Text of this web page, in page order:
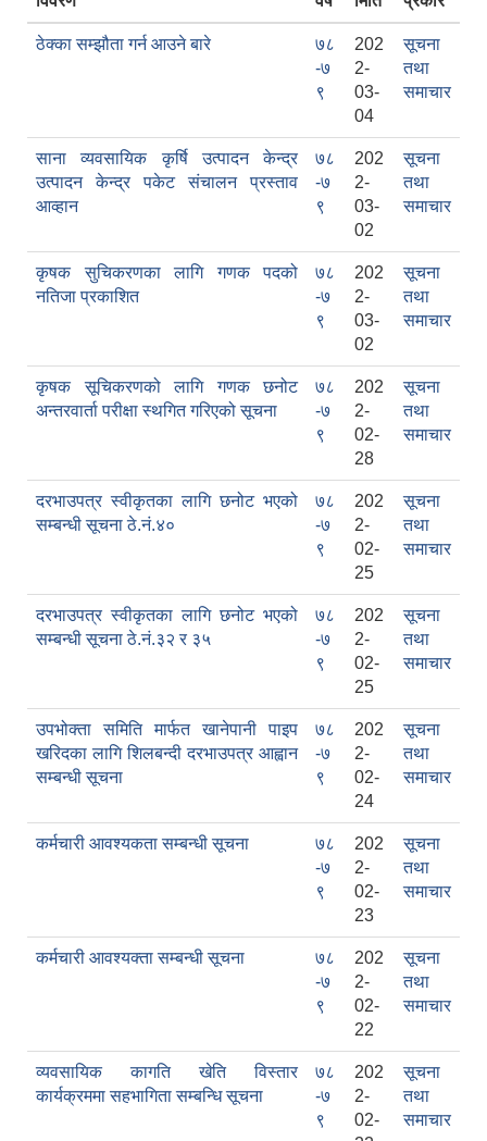
ठेक्का सम्झौता गर्न आउने बारे
७८
-७
९
202
2-
03-
04
सूचना
तथा
समाचार
साना व्यवसायिक कृर्षि उत्पादन केन्द्र
उत्पादन केन्द्र पकेट संचालन प्रस्ताव
आव्हान
७८
-७
९
202
2-
03-
02
सूचना
तथा
समाचार
कृषक सुचिकरणका लागि गणक पदको
नतिजा प्रकाशित
७८
-७
९
202
2-
03-
02
सूचना
तथा
समाचार
कृषक सूचिकरणको लागि गणक छनोट
अन्तरवार्ता परीक्षा स्थगित गरिएको सूचना
७८
-७
९
202
2-
02-
28
सूचना
तथा
समाचार
दरभाउपत्र स्वीकृतका लागि छनोट भएको
सम्बन्धी सूचना ठे.नं.४०
७८
-७
९
202
2-
02-
25
सूचना
तथा
समाचार
दरभाउपत्र स्वीकृतका लागि छनोट भएको
सम्बन्धी सूचना ठे.नं.३२ र ३५
७८
-७
९
202
2-
02-
25
सूचना
तथा
समाचार
उपभोक्ता समिति मार्फत खानेपानी पाइप
खरिदका लागि शिलबन्दी दरभाउपत्र आह्वान
सम्बन्धी सूचना
७८
-७
९
202
2-
02-
24
सूचना
तथा
समाचार
कर्मचारी आवश्यकता सम्बन्धी सूचना
७८
-७
९
202
2-
02-
23
सूचना
तथा
समाचार
कर्मचारी आवश्यक्ता सम्बन्धी सूचना
७८
-७
९
202
2-
02-
22
सूचना
तथा
समाचार
व्यवसायिक कागति खेति विस्तार
कार्यक्रममा सहभागिता सम्बन्धि सूचना
७८
-७
९
202
2-
02-
सूचना
तथा
समाचार